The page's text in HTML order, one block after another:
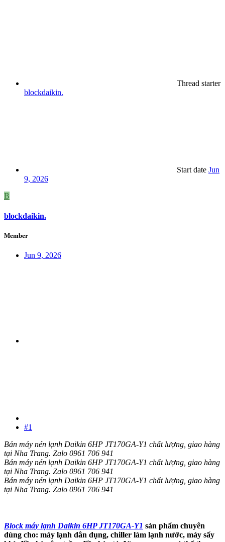
Thread starter
blockdaikin.
Start date Jun
9, 2026
B
blockdaikin.
Member
Jun 9, 2026
#1
Bán máy nén lạnh Daikin 6HP JT170GA-Y1 chất lượng, giao hàng
tại Nha Trang. Zalo 0961 706 941
Bán máy nén lạnh Daikin 6HP JT170GA-Y1 chất lượng, giao hàng
tại Nha Trang. Zalo 0961 706 941
Bán máy nén lạnh Daikin 6HP JT170GA-Y1 chất lượng, giao hàng
tại Nha Trang. Zalo 0961 706 941
Block máy lạnh Daikin 6HP JT170GA-Y1 sản phẩm chuyên
dùng cho: máy lạnh dân dụng, chiller làm lạnh nước, máy sấy